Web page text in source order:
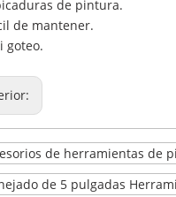
de pintura.
de mantener.
goteo.
de herramientas de
de 5 pulgadas